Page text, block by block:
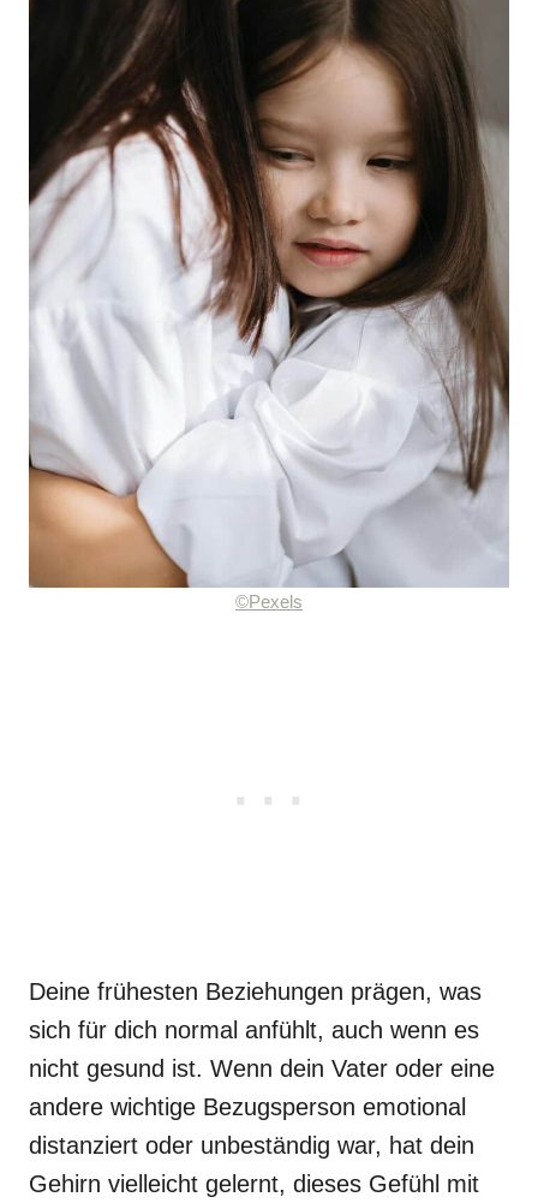
©Pexels
Deine frühesten Beziehungen prägen, was
sich für dich normal anfühlt, auch wenn es
nicht gesund ist. Wenn dein Vater oder eine
andere wichtige Bezugsperson emotional
distanziert oder unbeständig war, hat dein
Gehirn vielleicht gelernt, dieses Gefühl mit